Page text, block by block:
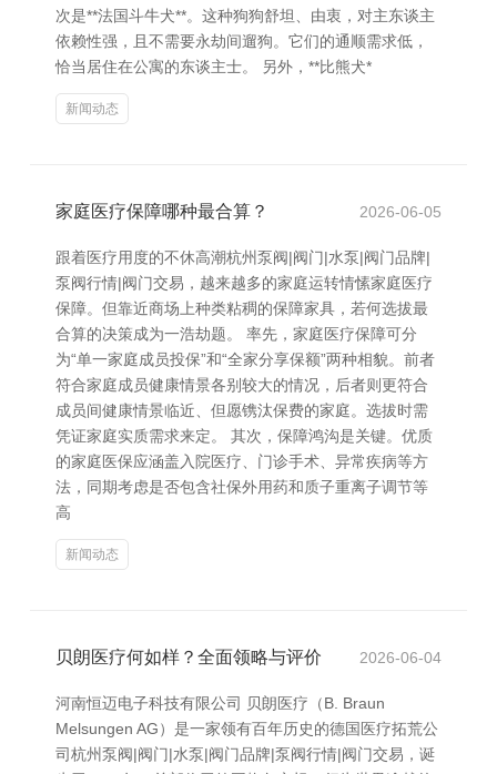
次是**法国斗牛犬**。这种狗狗舒坦、由衷，对主东谈主
依赖性强，且不需要永劫间遛狗。它们的通顺需求低，
恰当居住在公寓的东谈主士。 另外，**比熊犬*
新闻动态
家庭医疗保障哪种最合算？ 2026-06-05
跟着医疗用度的不休高潮杭州泵阀|阀门|水泵|阀门品牌|
泵阀行情|阀门交易，越来越多的家庭运转情愫家庭医疗
保障。但靠近商场上种类粘稠的保障家具，若何选拔最
合算的决策成为一浩劫题。 率先，家庭医疗保障可分
为“单一家庭成员投保”和“全家分享保额”两种相貌。前者
符合家庭成员健康情景各别较大的情况，后者则更符合
成员间健康情景临近、但愿镌汰保费的家庭。选拔时需
凭证家庭实质需求来定。 其次，保障鸿沟是关键。优质
的家庭医保应涵盖入院医疗、门诊手术、异常疾病等方
法，同期考虑是否包含社保外用药和质子重离子调节等
高
新闻动态
贝朗医疗何如样？全面领略与评价 2026-06-04
河南恒迈电子科技有限公司 贝朗医疗（B. Braun
Melsungen AG）是一家领有百年历史的德国医疗拓荒公
司杭州泵阀|阀门|水泵|阀门品牌|泵阀行情|阀门交易，诞